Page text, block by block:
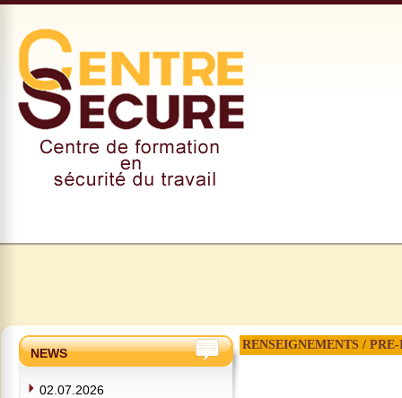
NEWS
02.07.2026
RENSEIGNEMENTS /